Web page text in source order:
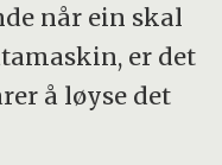
når ein skal
er det
å løyse det